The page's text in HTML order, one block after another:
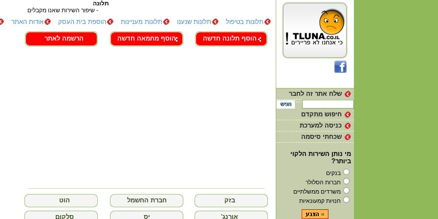
תלונה
- שיפור השירות שאנו מקבלים
תלונות בטיפול תלונות שנענו תלונות מעניינות הוספת בית העסק אודות האתר
צור קשר
הוסף תלונה חדשה הוסף מחמאה חדשה הרשמה לאתר
בזק חברת החשמל הוט
'אורנג יס סלקום
שלח אתר זה לחבר
חיפוש מתקדם
כניסה למערכת
שכחתי סיסמה
מי נותן השירות הלקוי
ביותר?
בנקים
חברות הסלולר
משרדים ממשלתיים
חנויות קמעונאיות